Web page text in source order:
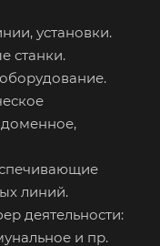
установки.
станки.
линий.
деятельности:
и пр.